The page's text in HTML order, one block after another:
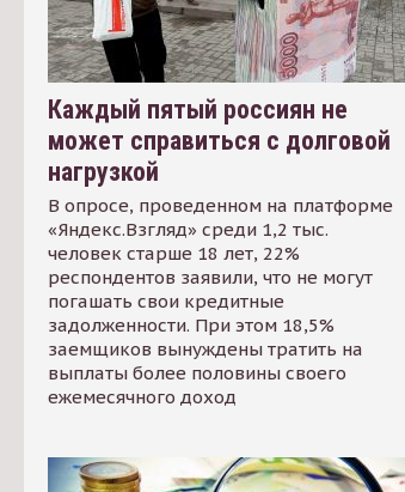
Каждый пятый россиян не
может справиться с долговой
нагрузкой
В опросе, проведенном на платформе
«Яндекс.Взгляд» среди 1,2 тыс.
человек старше 18 лет, 22%
респондентов заявили, что не могут
погашать свои кредитные
задолженности. При этом 18,5%
заемщиков вынуждены тратить на
выплаты более половины своего
ежемесячного доход